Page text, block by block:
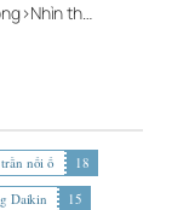
th…
nối ố
18
Daikin
15